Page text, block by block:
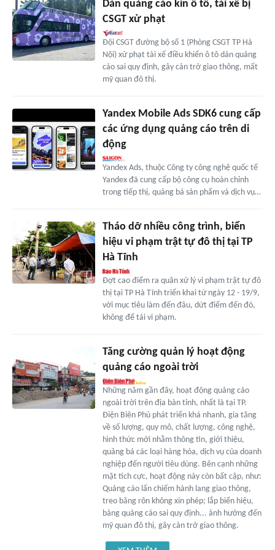
Dán quảng cáo kín ô tô, tài xế bị
CSGT xử phạt
Đội CSGT đường bộ số 1 (Phòng CSGT TP Hà
Nội) xử phạt tài xế điều khiển ô tô dán quảng
cáo sai quy định, gây cản trở giao thông, mất
mỹ quan đô thị.
Yandex Mobile Ads SDK6 cung cấp
các ứng dụng quảng cáo trên di
động
Yandex Ads, thuộc Công ty công nghệ quốc tế
Yandex đã cung cấp bộ công cụ hoàn chỉnh
trong tiếp thị, quảng bá sản phẩm và dịch vụ…
Tháo dỡ nhiều công trình, biển
hiệu vi phạm trật tự đô thị tại TP
Hà Tĩnh
Đợt cao điểm ra quân xử lý vi phạm trật tự đô
thị tại TP Hà Tĩnh triển khai từ ngày 12 - 19/9,
với mục tiêu làm đến đâu, dứt điểm đến đó,
không để tái vi phạm.
Tăng cường quản lý hoạt động
quảng cáo ngoài trời
Những năm gần đây, hoạt động quảng cáo
ngoài trời trên địa bàn tỉnh, nhất là tại TP.
Ðiện Biên Phủ phát triển khá nhanh, gia tăng
về số lượng, quy mô, chất lượng, công nghệ,
hình thức mới nhằm thông tin, giới thiệu,
quảng bá các loại hàng hóa, dịch vụ của doanh
nghiệp đến người tiêu dùng. Bên cạnh những
mặt tích cực, hoạt động này còn bất cập, như:
Quảng cáo lấn chiếm hành lang giao thông,
treo băng rôn không xin phép; lắp biển hiệu,
bảng quảng cáo sai quy định... ảnh hưởng đến
mỹ quan đô thị, gây cản trở giao thông.